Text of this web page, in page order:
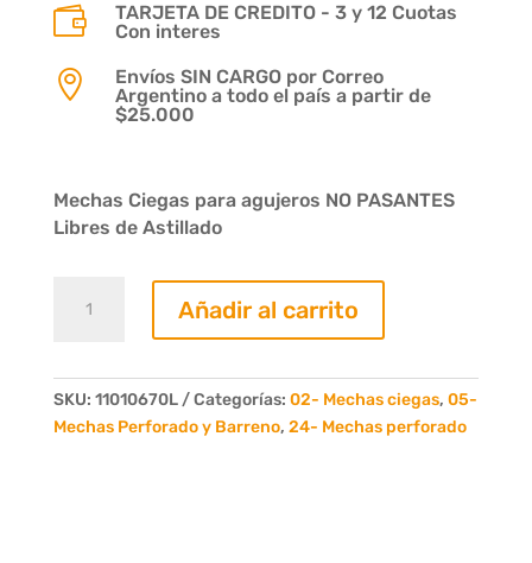

TARJETA DE CREDITO - 3 y 12 Cuotas
Con interes

Envíos SIN CARGO por Correo
Argentino a todo el país a partir de
$25.000
Mechas Ciegas para agujeros NO PASANTES
Libres de Astillado
Ciega
Largo
70mm.
Añadir al carrito
SKU: 11010670L Categorías: 02- Mechas ciegas, 05-
Mechas Perforado y Barreno, 24- Mechas perforado